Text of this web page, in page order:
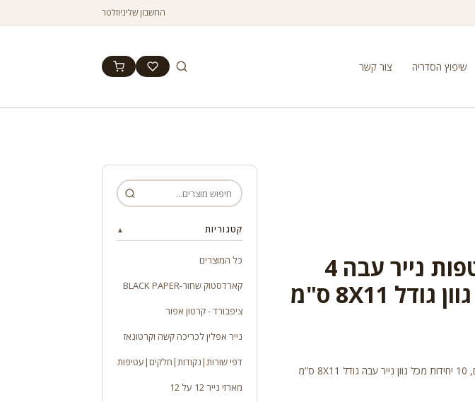
החשבון שליניוזלטר
שיפוץ הסדריה צור קשר
מארז 40 מעטפות נייר עבה 4
מארז 40 מעטפות 4 גוונים שונים, 10 יחידות מכל גוון נייר עבה גודל 8X11 ס”מ
קטגוריות ▲
כל המוצרים
קארדסטוק שחור-BLACK PAPER
ציפבורד - קרטון אפור
נייר אפלין לכריכה קשה וקרטונאז
דפי שורות|נקודות|חלקים|עטיפות
מארזי נייר 12 על 12